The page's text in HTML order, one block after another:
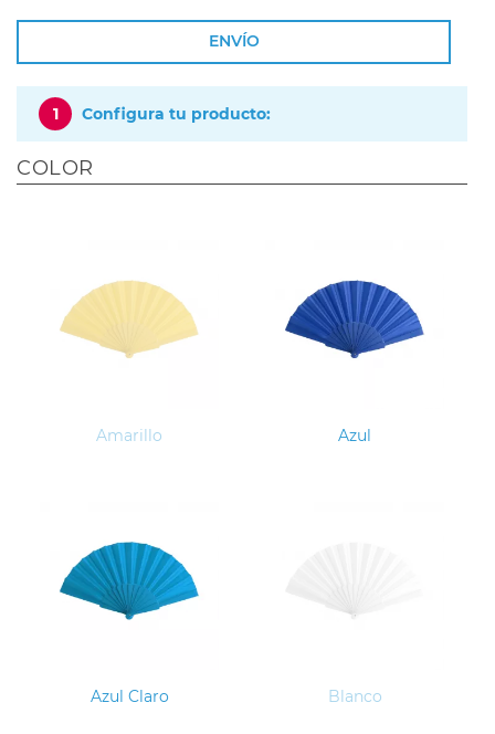
ENVÍO
1 Configura tu producto:
COLOR
Amarillo Azul
Azul Claro Blanco